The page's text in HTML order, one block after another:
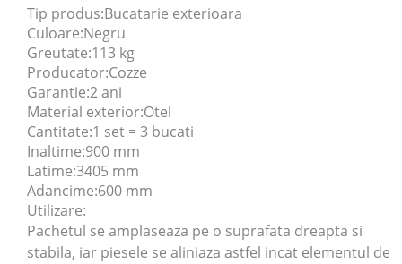
Tip produs:Bucatarie exterioara
Culoare:Negru
Greutate:113 kg
Producator:Cozze
Garantie:2 ani
Material exterior:Otel
Cantitate:1 set = 3 bucati
Inaltime:900 mm
Latime:3405 mm
Adancime:600 mm
Utilizare:
Pachetul se amplaseaza pe o suprafata dreapta si
stabila, iar piesele se aliniaza astfel incat elementul de